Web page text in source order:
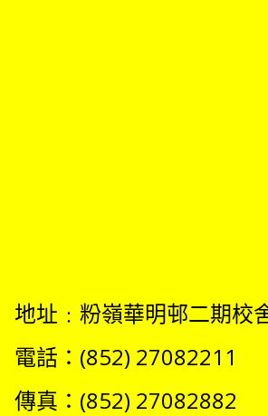
地址﹕粉嶺華明邨二期校
電話：(852) 27082211
傳真：(852) 27082882